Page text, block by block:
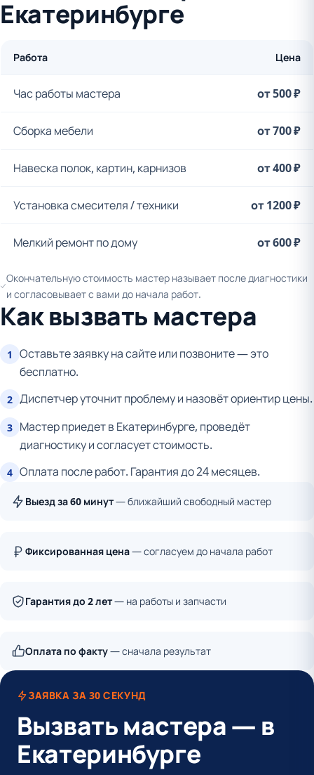
Екатеринбурге
Работа Цена
Час работы мастера от 500 ₽
Сборка мебели от 700 ₽
Навеска полок, картин, карнизов от 400 ₽
Установка смесителя / техники от 1200 ₽
Мелкий ремонт по дому от 600 ₽
Окончательную стоимость мастер называет после диагностики
и согласовывает с вами до начала работ.
Как вызвать мастера
1
Оставьте заявку на сайте или позвоните — это
бесплатно.
2 Диспетчер уточнит проблему и назовёт ориентир цены.
3 Мастер приедет в Екатеринбурге, проведёт
диагностику и согласует стоимость.
4 Оплата после работ. Гарантия до 24 месяцев.
Выезд за 60 минут— ближайший свободный мастер
Фиксированная цена— согласуем до начала работ
Гарантия до 2 лет— на работы и запчасти
Оплата по факту— сначала результат
ЗАЯВКА ЗА 30 СЕКУНД
Вызвать мастера — в
Екатеринбурге